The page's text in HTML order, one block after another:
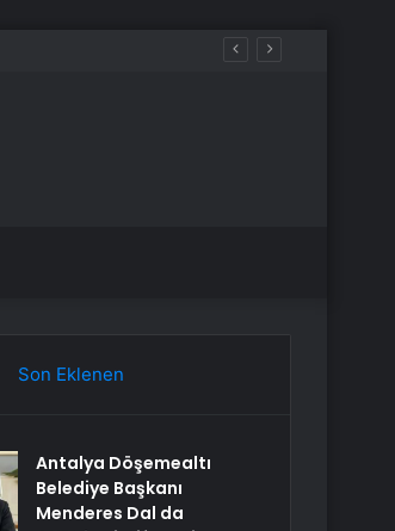
Son Eklenen
Antalya Döşemealtı
Belediye Başkanı
Menderes Dal da